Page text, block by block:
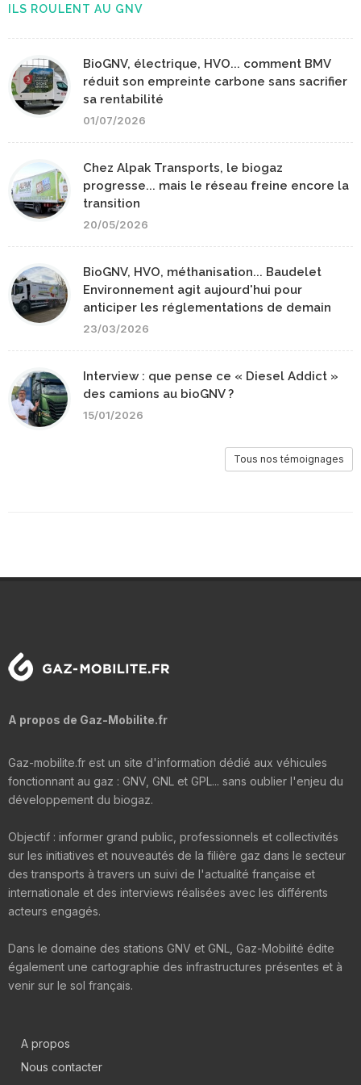
ILS ROULENT AU GNV
BioGNV, électrique, HVO... comment BMV
réduit son empreinte carbone sans sacrifier
sa rentabilité
01/07/2026
Chez Alpak Transports, le biogaz
progresse... mais le réseau freine encore la
transition
20/05/2026
BioGNV, HVO, méthanisation... Baudelet
Environnement agit aujourd'hui pour
anticiper les réglementations de demain
23/03/2026
Interview : que pense ce « Diesel Addict »
des camions au bioGNV ?
15/01/2026
Tous nos témoignages
A propos de Gaz-Mobilite.fr
Gaz-mobilite.fr est un site d'information dédié aux véhicules
fonctionnant au gaz : GNV, GNL et GPL... sans oublier l'enjeu du
développement du biogaz.
Objectif : informer grand public, professionnels et collectivités
sur les initiatives et nouveautés de la filière gaz dans le secteur
des transports à travers un suivi de l'actualité française et
internationale et des interviews réalisées avec les différents
acteurs engagés.
Dans le domaine des stations GNV et GNL, Gaz-Mobilité édite
également une cartographie des infrastructures présentes et à
venir sur le sol français.
A propos
Nous contacter